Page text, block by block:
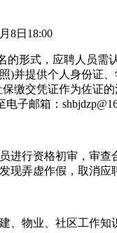
8日18:00
形式，应聘人员需
)并提供个人身份证
缴交凭证作为佐证
子邮箱：
行资格初审，审查
现弄虚作假，取消应
物业、社区工作知